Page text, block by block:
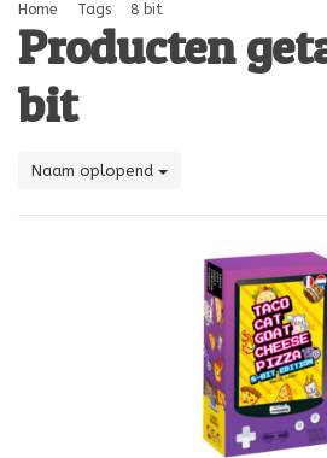
Home Tags 8 bit
Producten
bit
Naam oplopend